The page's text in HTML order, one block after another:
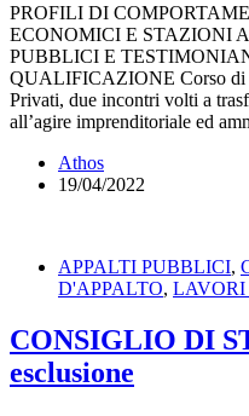
PROFILI DI
ECONOMICI E STAZIONI
PUBBLICI E
QUALIFICAZIONE Corso di
Privati, due incontri volti a
all’agire imprenditoriale ed
Athos
19/04/2022
APPALTI PUBBLICI,
D'APPALTO,
CONSIGLIO DI
esclusione